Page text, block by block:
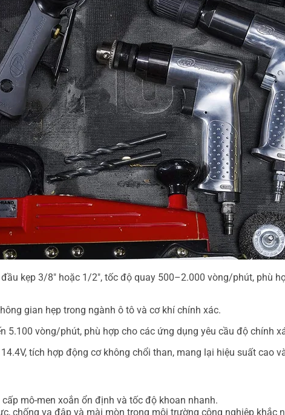
kẹp 3/8″ hoặc 1/2″, tốc độ quay 500–2.000 vòng/phút, phù
gian hẹp trong ngành ô tô và cơ khí chính xác.
5.100 vòng/phút, phù hợp cho các ứng dụng yêu cầu độ chính
tích hợp động cơ không chổi than, mang lại hiệu suất cao
mô-men xoắn ổn định và tốc độ khoan nhanh.
chống va đập và mài mòn trong môi trường công nghiệp khắc